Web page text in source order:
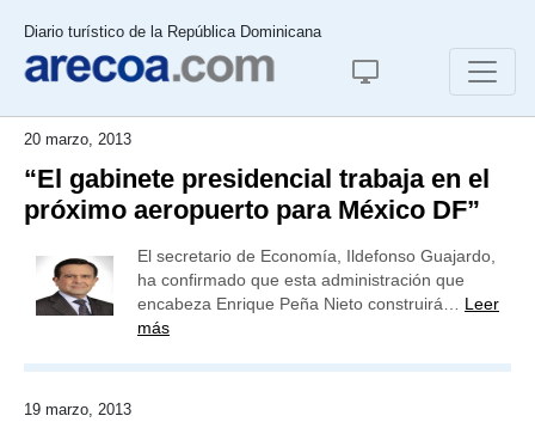
Diario turístico de la República Dominicana
20 marzo, 2013
“El gabinete presidencial trabaja en el
próximo aeropuerto para México DF”
El secretario de Economía, Ildefonso Guajardo,
ha confirmado que esta administración que
encabeza Enrique Peña Nieto construirá… Leer
más
19 marzo, 2013